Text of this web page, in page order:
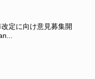
定に向け意見募集開